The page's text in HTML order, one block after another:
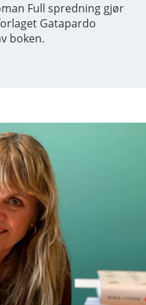
Full spredning gjør
Gatapardo
boken.